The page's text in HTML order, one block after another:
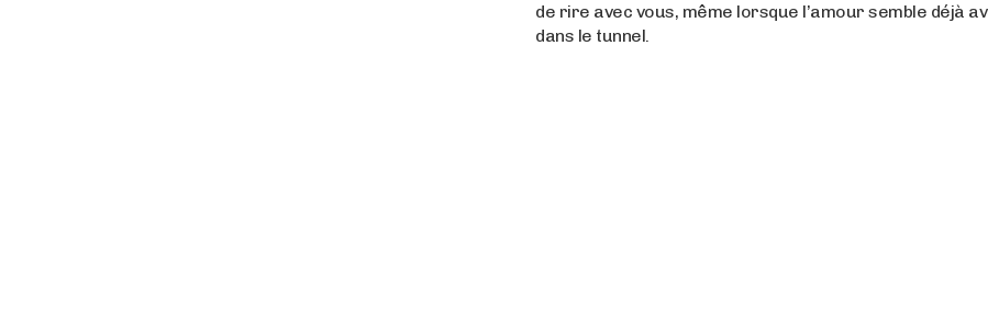
de rire avec vous, même lorsque l’amour semble déjà
dans le tunnel.